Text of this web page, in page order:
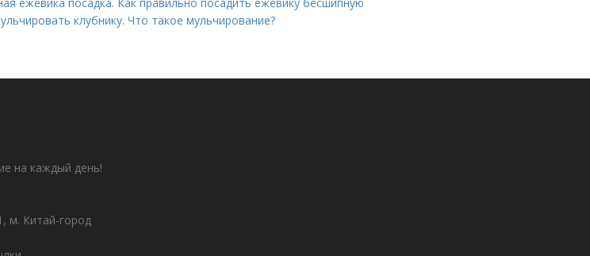
клубнику. Что такое мульчирование?
на каждый день!
м. Китай-город